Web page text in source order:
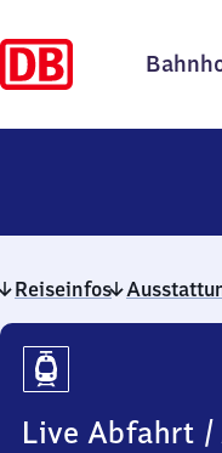
Reiseinfos
Reiseinfos
Live Abfahrt